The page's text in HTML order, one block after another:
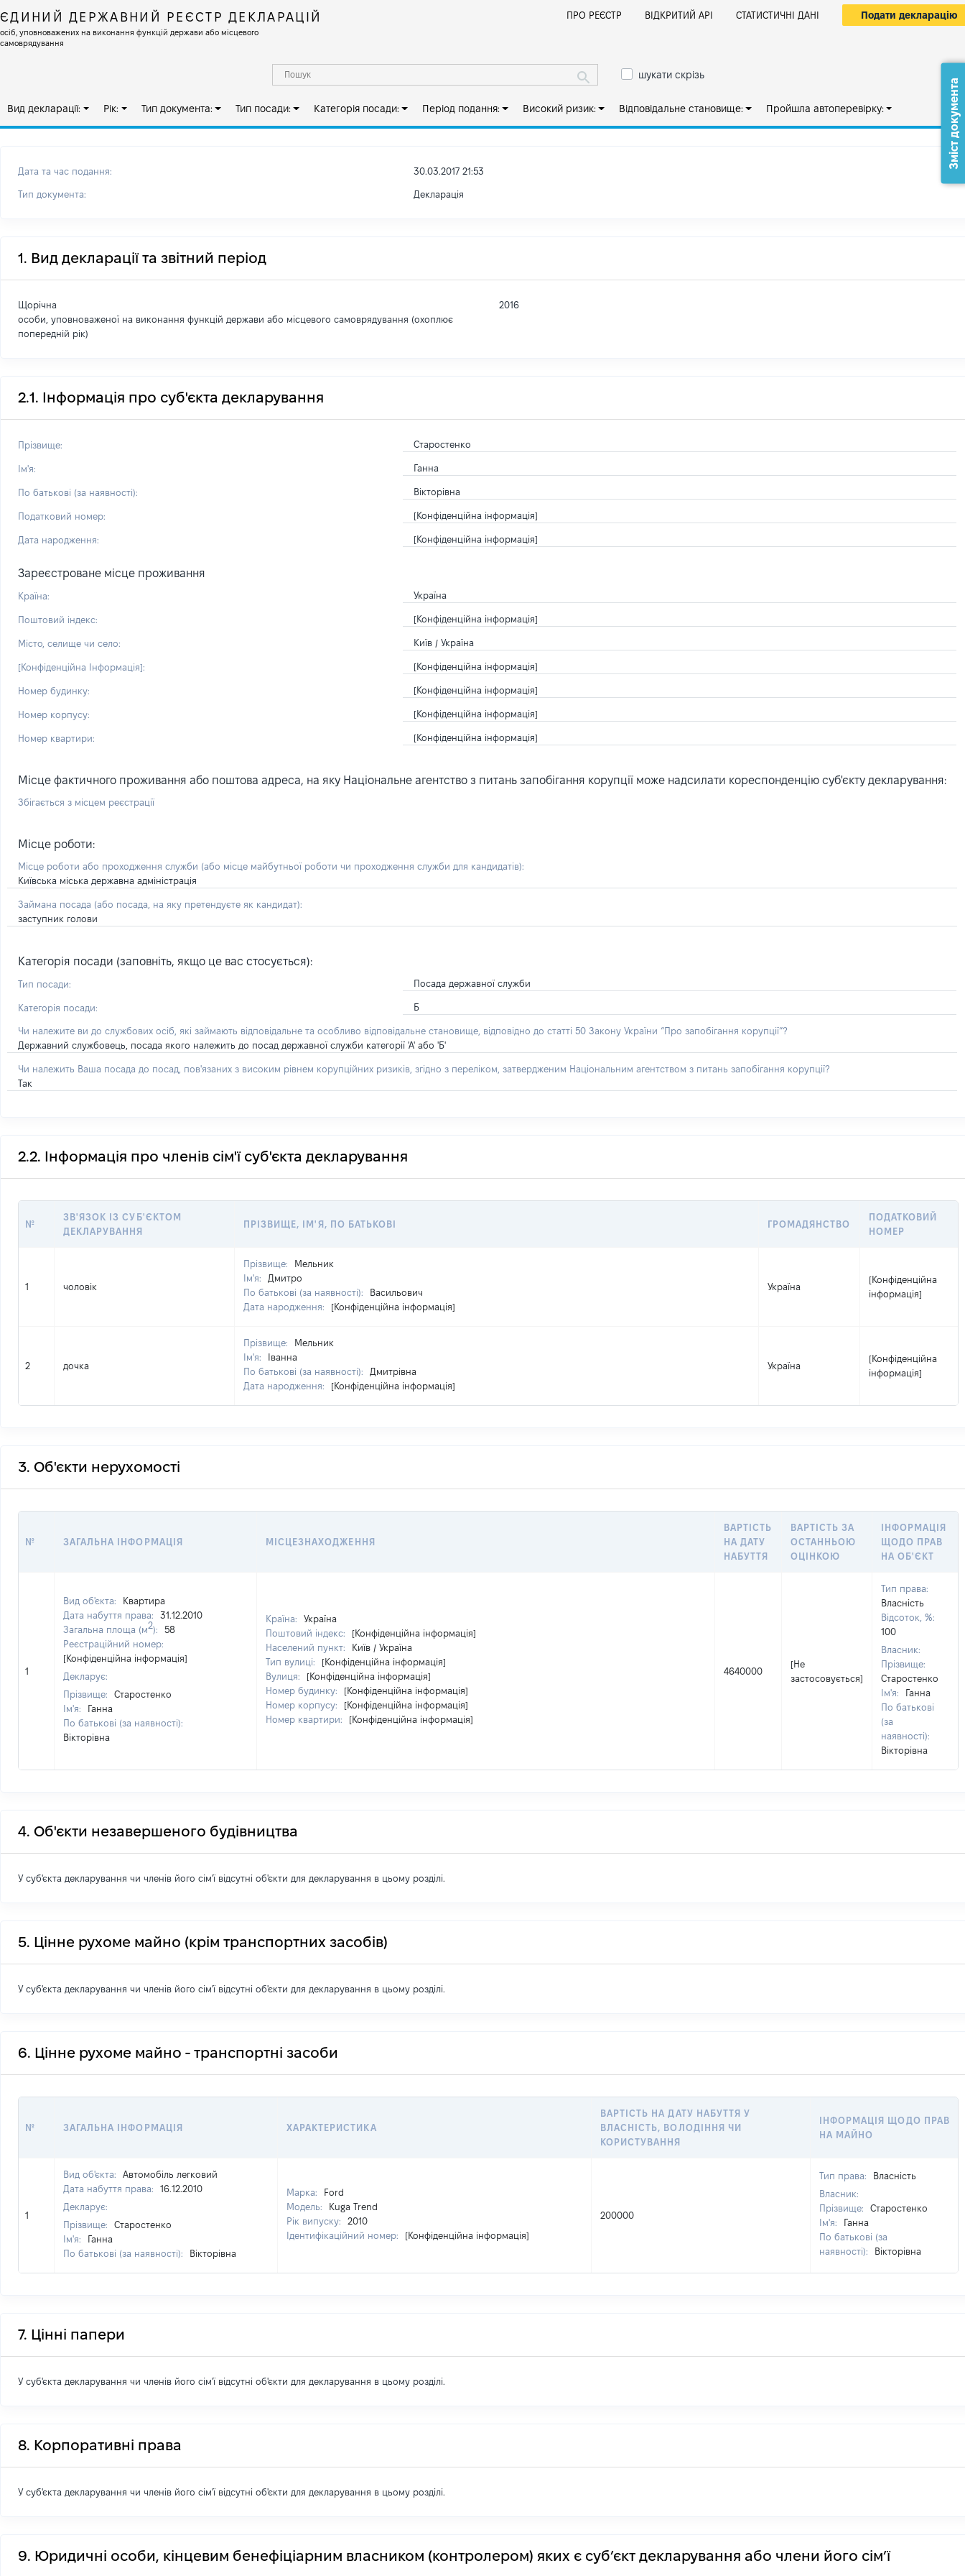
ЄДИНИЙ ДЕРЖАВНИЙ РЕЄСТР ДЕКЛАРАЦІЙ
осіб, уповноважених на виконання функцій держави або місцевого
самоврядування
ПРО РЕЄСТР ВІДКРИТИЙ АРІ СТАТИСТИЧНІ ДАНІ Подати декларацію
шукати скрізь
Вид декларації: Рік: Тип документа: Тип посади: Категорія посади: Період подання: Високий ризик: Відповідальне становище: Пройшла автоперевірку:
Дата та час подання: 30.03.2017 21:53
Тип документа: Декларація
1. Вид декларації та звітний період
Щорічна
особи, уповноваженої на виконання функцій держави або місцевого самоврядування (охоплює
попередній рік)
2016
2.1. Інформація про суб'єкта декларування
Прізвище: Старостенко
Ім'я: Ганна
По батькові (за наявності): Вікторівна
Податковий номер: [Конфіденційна інформація]
Дата народження: [Конфіденційна інформація]
Зареєстроване місце проживання
Країна: Україна
Поштовий індекс: [Конфіденційна інформація]
Місто, селище чи село: Київ / Україна
[Конфіденційна Інформація]: [Конфіденційна інформація]
Номер будинку: [Конфіденційна інформація]
Номер корпусу: [Конфіденційна інформація]
Номер квартири: [Конфіденційна інформація]
Місце фактичного проживання або поштова адреса, на яку Національне агентство з питань запобігання корупції може надсилати кореспонденцію суб'єкту декларування:
Збігається з місцем реєстрації
Місце роботи:
Місце роботи або проходження служби (або місце майбутньої роботи чи проходження служби для кандидатів):
Київська міська державна адміністрація
Займана посада (або посада, на яку претендуєте як кандидат):
заступник голови
Категорія посади (заповніть, якщо це вас стосується):
Тип посади: Посада державної служби
Категорія посади: Б
Чи належите ви до службових осіб, які займають відповідальне та особливо відповідальне становище, відповідно до статті 50 Закону України “Про запобігання корупції”?
Державний службовець, посада якого належить до посад державної служби категорії 'А' або 'Б'
Чи належить Ваша посада до посад, пов'язаних з високим рівнем корупційних ризиків, згідно з переліком, затвердженим Національним агентством з питань запобігання корупції?
Так
2.2. Інформація про членів сім'ї суб'єкта декларування
№
ЗВ'ЯЗОК ІЗ СУБ'ЄКТОМ
ДЕКЛАРУВАННЯ
ПРІЗВИЩЕ, ІМ'Я, ПО БАТЬКОВІ ГРОМАДЯНСТВО
ПОДАТКОВИЙ
НОМЕР
1 чоловік
Прізвище:
Мельник
Ім'я:
Дмитро
По батькові (за наявності):
Васильович
Дата народження:
[Конфіденційна інформація]
Україна
[Конфіденційна
інформація]
2 дочка
Прізвище:
Мельник
Ім'я:
Іванна
По батькові (за наявності):
Дмитрівна
Дата народження:
[Конфіденційна інформація]
Україна
[Конфіденційна
інформація]
3. Об'єкти нерухомості
№ ЗАГАЛЬНА ІНФОРМАЦІЯ МІСЦЕЗНАХОДЖЕННЯ
ВАРТІСТЬ
НА ДАТУ
НАБУТТЯ
ВАРТІСТЬ ЗА
ОСТАННЬОЮ
ОЦІНКОЮ
ІНФОРМАЦІЯ
ЩОДО ПРАВ
НА ОБ'ЄКТ
1
Вид об'єкта:
Квартира
Дата набуття права:
31.12.2010
Загальна площа (м2):
58
Реєстраційний номер:
[Конфіденційна інформація]
Декларує:
Прізвище:
Старостенко
Ім'я:
Ганна
По батькові (за наявності):
Вікторівна
Країна:
Україна
Поштовий індекс:
[Конфіденційна інформація]
Населений пункт:
Київ / Україна
Тип вулиці:
[Конфіденційна інформація]
Вулиця:
[Конфіденційна інформація]
Номер будинку:
[Конфіденційна інформація]
Номер корпусу:
[Конфіденційна інформація]
Номер квартири:
[Конфіденційна інформація]
4640000
[Не
застосовується]
Тип права:
Власність
Відсоток, %:
100
Власник:
Прізвище:
Старостенко
Ім'я:
Ганна
По батькові
(за
наявності):
Вікторівна
4. Об'єкти незавершеного будівництва
У суб'єкта декларування чи членів його сім'ї відсутні об'єкти для декларування в цьому розділі.
5. Цінне рухоме майно (крім транспортних засобів)
У суб'єкта декларування чи членів його сім'ї відсутні об'єкти для декларування в цьому розділі.
6. Цінне рухоме майно - транспортні засоби
№ ЗАГАЛЬНА ІНФОРМАЦІЯ ХАРАКТЕРИСТИКА
ВАРТІСТЬ НА ДАТУ НАБУТТЯ У
ВЛАСНІСТЬ, ВОЛОДІННЯ ЧИ
КОРИСТУВАННЯ
ІНФОРМАЦІЯ ЩОДО ПРАВ
НА МАЙНО
1
Вид об'єкта:
Автомобіль легковий
Дата набуття права:
16.12.2010
Декларує:
Прізвище:
Старостенко
Ім'я:
Ганна
По батькові (за наявності):
Вікторівна
Марка:
Ford
Модель:
Kuga Trend
Рік випуску:
2010
Ідентифікаційний номер:
[Конфіденційна інформація]
200000
Тип права:
Власність
Власник:
Прізвище:
Старостенко
Ім'я:
Ганна
По батькові (за
наявності):
Вікторівна
7. Цінні папери
У суб'єкта декларування чи членів його сім'ї відсутні об'єкти для декларування в цьому розділі.
8. Корпоративні права
У суб'єкта декларування чи членів його сім'ї відсутні об'єкти для декларування в цьому розділі.
9. Юридичні особи, кінцевим бенефіціарним власником (контролером) яких є суб’єкт декларування або члени його сім’ї
Зміст документа